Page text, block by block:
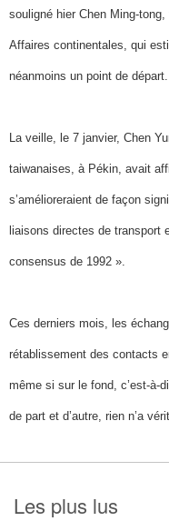
souligné hier Chen Ming-
Affaires continentales, qui
néanmoins un point de départ.
La veille, le 7 janvier, Chen
taiwanaises, à Pékin, avait
s’amélioreraient de façon
liaisons directes de transport
consensus de 1992 ».
Ces derniers mois, les
rétablissement des contacts
même si sur le fond, c’est-à-
de part et d’autre, rien n’a
Les plus lus